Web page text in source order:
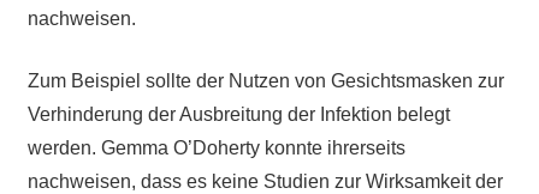
nachweisen.
Zum Beispiel sollte der Nutzen von Gesichtsmasken zur
Verhinderung der Ausbreitung der Infektion belegt
werden. Gemma O’Doherty konnte ihrerseits
nachweisen, dass es keine Studien zur Wirksamkeit der